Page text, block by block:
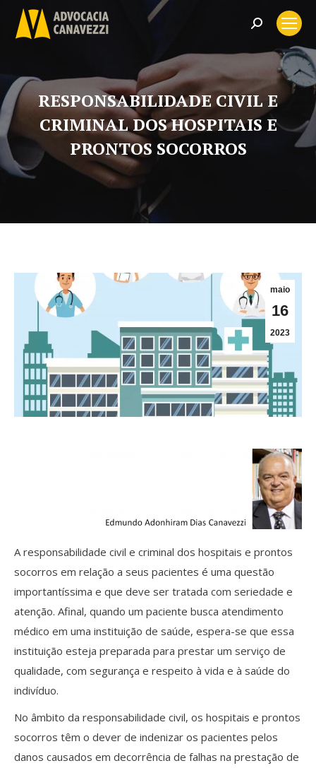
Search:
RESPONSABILIDADE CIVIL E
CRIMINAL DOS HOSPITAIS E
PRONTOS SOCORROS
maio
16
2023
A responsabilidade civil e criminal dos hospitais e prontos
socorros em relação a seus pacientes é uma questão
importantíssima e que deve ser tratada com seriedade e
atenção. Afinal, quando um paciente busca atendimento
médico em uma instituição de saúde, espera-se que essa
instituição esteja preparada para prestar um serviço de
qualidade, com segurança e respeito à vida e à saúde do
indivíduo.
No âmbito da responsabilidade civil, os hospitais e prontos
socorros têm o dever de indenizar os pacientes pelos
danos causados em decorrência de falhas na prestação de